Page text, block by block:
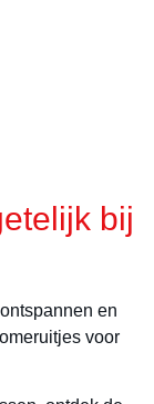
bij
en
voor